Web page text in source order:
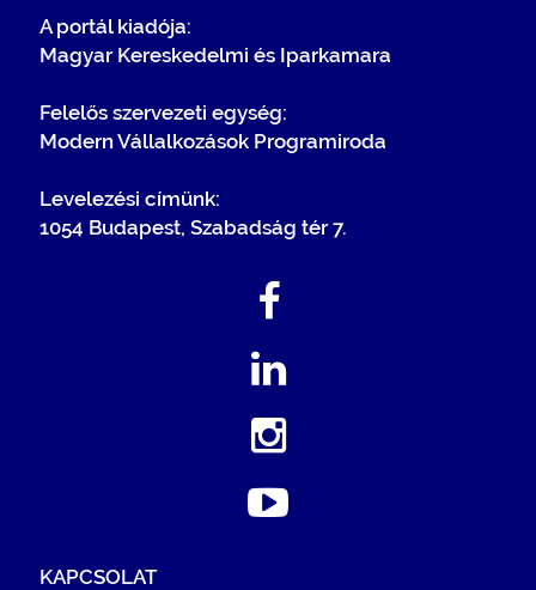
A portál kiadója:
Magyar Kereskedelmi és Iparkamara
Felelős szervezeti egység:
Modern Vállalkozások Programiroda
Levelezési címünk:
1054 Budapest, Szabadság tér 7.
KAPCSOLAT